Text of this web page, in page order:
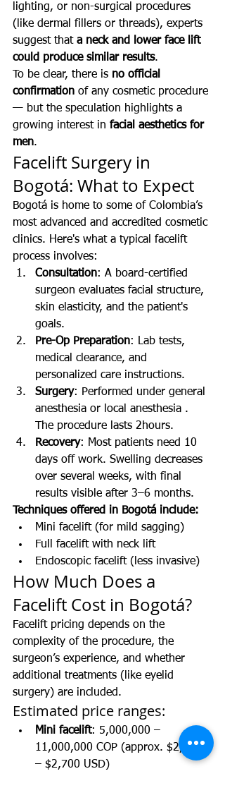
lighting, or non-surgical procedures
(like dermal fillers or threads), experts
suggest that a neck and lower face lift
could produce similar results.
To be clear, there is no official
confirmation of any cosmetic procedure
— but the speculation highlights a
growing interest in facial aesthetics for
men.
Facelift Surgery in
Bogotá: What to Expect
Bogotá is home to some of Colombia’s
most advanced and accredited cosmetic
clinics. Here's what a typical facelift
process involves:
Consultation: A board-certified
surgeon evaluates facial structure,
skin elasticity, and the patient's
goals.
Pre-Op Preparation: Lab tests,
medical clearance, and
personalized care instructions.
Surgery: Performed under general
anesthesia or local anesthesia .
The procedure lasts 2hours.
Recovery: Most patients need 10
days off work. Swelling decreases
over several weeks, with final
results visible after 3–6 months.
Techniques offered in Bogotá include:
Mini facelift (for mild sagging)
Full facelift with neck lift
Endoscopic facelift (less invasive)
How Much Does a
Facelift Cost in Bogotá?
Facelift pricing depends on the
complexity of the procedure, the
surgeon’s experience, and whether
additional treatments (like eyelid
surgery) are included.
Estimated price ranges:
Mini facelift: 5,000,000 –
11,000,000 COP (approx. $2,000
– $2,700 USD)